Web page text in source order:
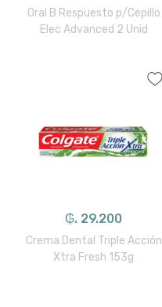
Oral B Respuesto p/Cepillo
Elec Advanced 2 Unid
₲. 29.200
Crema Dental Triple Acción
Xtra Fresh 153g